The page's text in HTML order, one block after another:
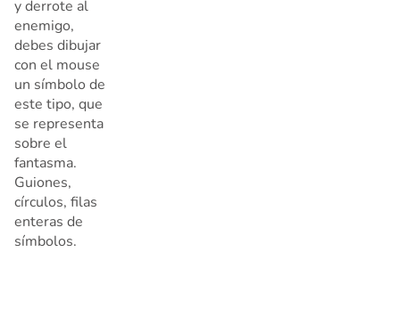
y derrote al
enemigo,
debes dibujar
con el mouse
un símbolo de
este tipo, que
se representa
sobre el
fantasma.
Guiones,
círculos, filas
enteras de
símbolos.